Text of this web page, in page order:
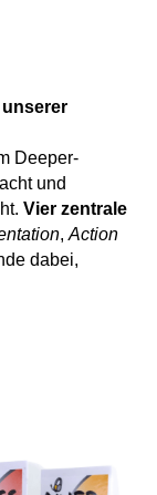
Deeper-
und
Vier zentrale
, Action
dabei,